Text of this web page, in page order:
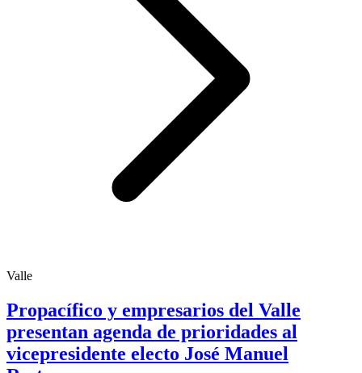
Valle
Propacífico y empresarios del Valle
presentan agenda de prioridades al
vicepresidente electo José Manuel